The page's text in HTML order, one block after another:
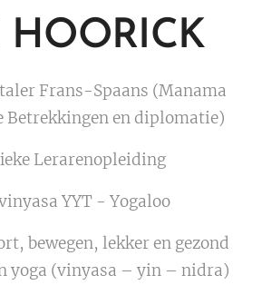
HOORICK
Frans-Spaans (Manama
en diplomatie)
Lerarenopleiding
YYT - Yogaloo
bewegen, lekker en gezond
yoga (vinyasa – yin – nidra)